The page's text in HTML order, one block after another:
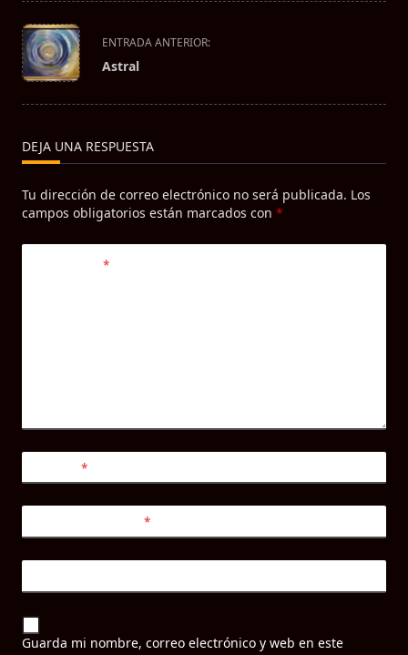
<span
class="nav-
subtitle
screen-
text">Página</span>
ENTRADA ANTERIOR:
Astral
DEJA UNA RESPUESTA
Tu dirección de correo electrónico no será publicada. Los
campos obligatorios están marcados con *
*
*
*
Guarda mi nombre, correo electrónico y web en este